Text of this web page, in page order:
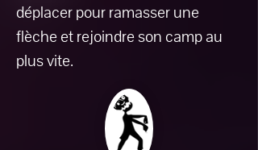
déplacer pour ramasser une
flèche et rejoindre son camp au
plus vite.